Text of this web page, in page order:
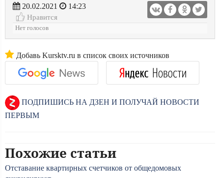
20.02.2021
14:23
Нравится
Нет голосов
Добавь Kursktv.ru в список своих источников
ПОДПИШИСЬ НА ДЗЕН И ПОЛУЧАЙ НОВОСТИ
ПЕРВЫМ
Похожие статьи
Отставание квартирных счетчиков от общедомовых